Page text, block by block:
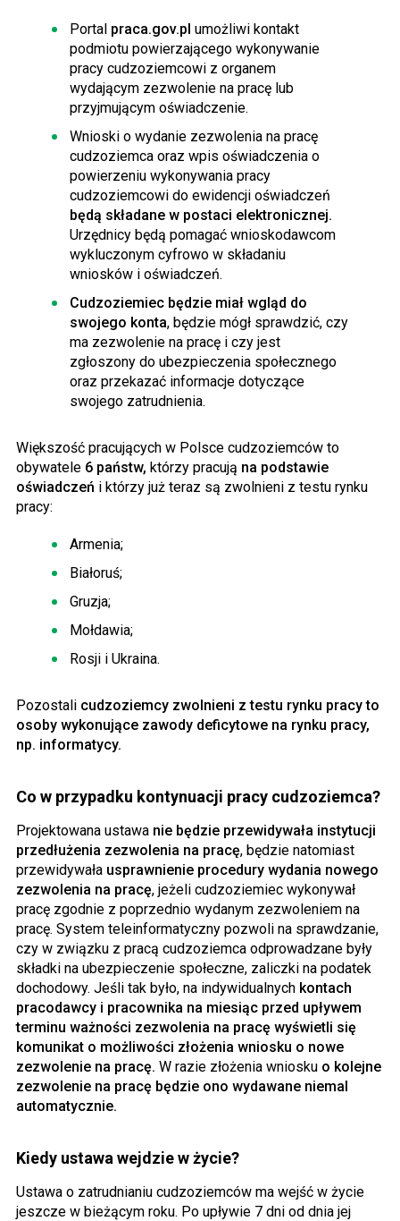
Portal praca.gov.pl umożliwi kontakt
podmiotu powierzającego wykonywanie
pracy cudzoziemcowi z organem
wydającym zezwolenie na pracę lub
przyjmującym oświadczenie.
Wnioski o wydanie zezwolenia na pracę
cudzoziemca oraz wpis oświadczenia o
powierzeniu wykonywania pracy
cudzoziemcowi do ewidencji oświadczeń
będą składane w postaci elektronicznej.
Urzędnicy będą pomagać wnioskodawcom
wykluczonym cyfrowo w składaniu
wniosków i oświadczeń.
Cudzoziemiec będzie miał wgląd do
swojego konta, będzie mógł sprawdzić, czy
ma zezwolenie na pracę i czy jest
zgłoszony do ubezpieczenia społecznego
oraz przekazać informacje dotyczące
swojego zatrudnienia.
Większość pracujących w Polsce cudzoziemców to
obywatele 6 państw, którzy pracują na podstawie
oświadczeń i którzy już teraz są zwolnieni z testu rynku
pracy:
Armenia;
Białoruś;
Gruzja;
Mołdawia;
Rosji i Ukraina.
Pozostali cudzoziemcy zwolnieni z testu rynku pracy to
osoby wykonujące zawody deficytowe na rynku pracy,
np. informatycy.
Co w przypadku kontynuacji pracy cudzoziemca?
Projektowana ustawa nie będzie przewidywała instytucji
przedłużenia zezwolenia na pracę, będzie natomiast
przewidywała usprawnienie procedury wydania nowego
zezwolenia na pracę, jeżeli cudzoziemiec wykonywał
pracę zgodnie z poprzednio wydanym zezwoleniem na
pracę. System teleinformatyczny pozwoli na sprawdzanie,
czy w związku z pracą cudzoziemca odprowadzane były
składki na ubezpieczenie społeczne, zaliczki na podatek
dochodowy. Jeśli tak było, na indywidualnych kontach
pracodawcy i pracownika na miesiąc przed upływem
terminu ważności zezwolenia na pracę wyświetli się
komunikat o możliwości złożenia wniosku o nowe
zezwolenie na pracę. W razie złożenia wniosku o kolejne
zezwolenie na pracę będzie ono wydawane niemal
automatycznie.
Kiedy ustawa wejdzie w życie?
Ustawa o zatrudnianiu cudzoziemców ma wejść w życie
jeszcze w bieżącym roku. Po upływie 7 dni od dnia jej